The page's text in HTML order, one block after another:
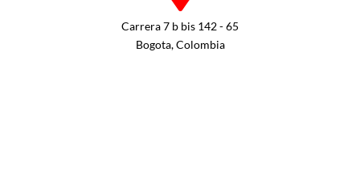
Carrera 7 b bis 142 - 65
Bogota, Colombia